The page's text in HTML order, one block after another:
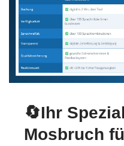
🔄Ihr
Mosbruch